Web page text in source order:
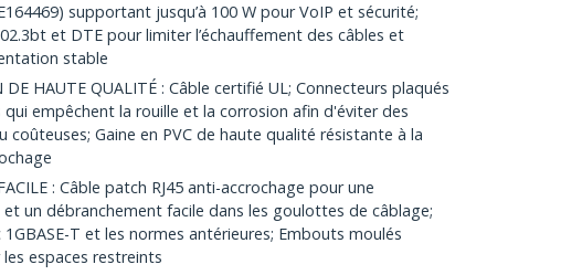
supportant jusqu’à 100 W pour VoIP et sécurité;
et DTE pour limiter l’échauffement des câbles et
stable
DE HAUTE QUALITÉ : Câble certifié UL; Connecteurs plaqués
empêchent la rouille et la corrosion afin d'éviter des
coûteuses; Gaine en PVC de haute qualité résistante à la
: Câble patch RJ45 anti-accrochage pour une
un débranchement facile dans les goulottes de câblage;
T et les normes antérieures; Embouts moulés
espaces restreints